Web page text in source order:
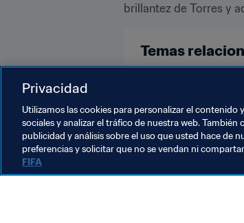
brillantez de Torres y
Temas
Privacidad
Utilizamos las cookies para personalizar el
sociales y analizar el tráfico de nuestra web.
publicidad y análisis sobre el uso que usted hace de
preferencias y solicitar que no se vendan ni
FIFA